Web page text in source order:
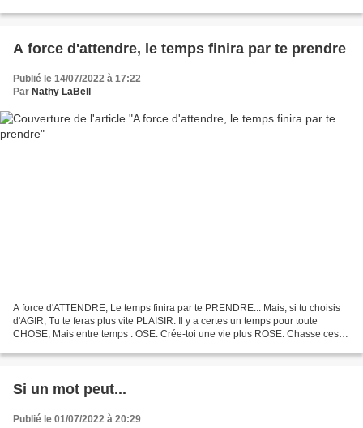
A force d'attendre, le temps finira par te prendre
Publié le 14/07/2022 à 17:22
Par Nathy LaBell
A force d'ATTENDRE, Le temps finira par te PRENDRE... Mais, si tu choisis
d'AGIR, Tu te feras plus vite PLAISIR. Il y a certes un temps pour toute
CHOSE, Mais entre temps : OSE. Crée-toi une vie plus ROSE. Chasse ces
Si un mot peut...
Publié le 01/07/2022 à 20:29